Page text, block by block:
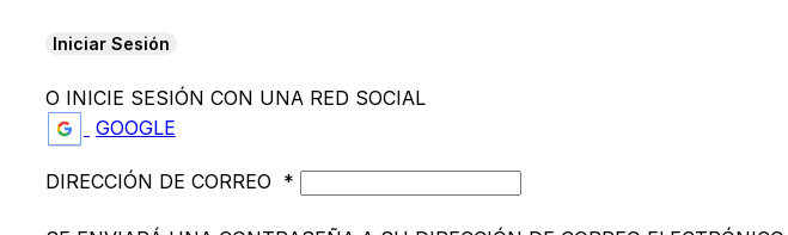
Iniciar Sesión
O INICIE SESIÓN CON UNA RED SOCIAL
GOOGLE
DIRECCIÓN DE CORREO *